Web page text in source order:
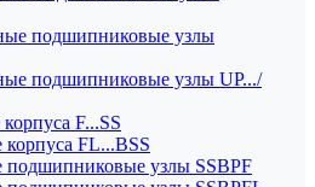
подшипниковые узлы
подшипниковые узлы UP.../
F...SS
FL...BSS
узлы SSBPF